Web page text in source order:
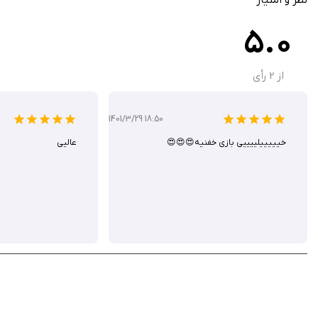
بدون تبلیغات مزاحم در نسخه پروسازگاری با iOS 11 به بالا برای عملکرد روان
5.0
از 2 رأی
1401/3/29 18:50
خیییییلییییی بازی خفنیه😍😍😍 عالیی